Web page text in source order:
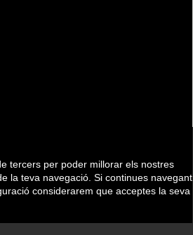
tercers per poder millorar els nostres
la teva navegació. Si continues navegant
considerarem que acceptes la seva